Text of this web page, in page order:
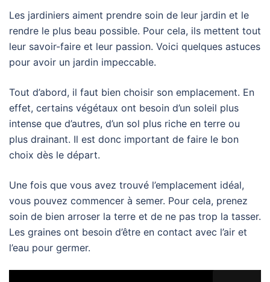
Les jardiniers aiment prendre soin de leur jardin et le
rendre le plus beau possible. Pour cela, ils mettent tout
leur savoir-faire et leur passion. Voici quelques astuces
pour avoir un jardin impeccable.
Tout d’abord, il faut bien choisir son emplacement. En
effet, certains végétaux ont besoin d’un soleil plus
intense que d’autres, d’un sol plus riche en terre ou
plus drainant. Il est donc important de faire le bon
choix dès le départ.
Une fois que vous avez trouvé l’emplacement idéal,
vous pouvez commencer à semer. Pour cela, prenez
soin de bien arroser la terre et de ne pas trop la tasser.
Les graines ont besoin d’être en contact avec l’air et
l’eau pour germer.